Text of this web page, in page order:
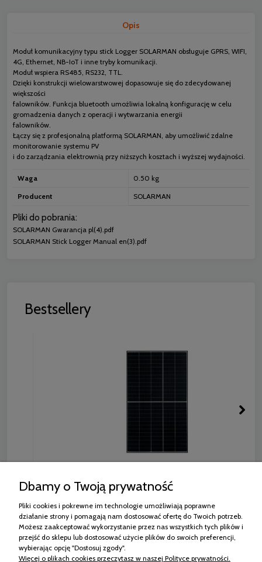
Opis
Moduł komunikacyjny typu stick Logger SOLARMAN obsługuje GPRS, WIFI,
4G, Ethernet, NB-IoT i inne tryby komunikacji.
Moduł wspiera RS485, RS232, TTL.
Dzięki konstrukcji wielowarstwowej dopasowuje się do zdecydowanej
większości
falowników. Funkcja bluetooth umożliwia lokalną konfigurację w celu
gromadzenia danych z operacji i wytwarzania energii
falowników.
Łączy się z profesjonalną platformą SOLARMAN, aby umożliwić zdalne
monitorowanie systemu PV
i do zarządzania elektrownią przy niższych kosztach i wyższej wydajności.
Waga 0.50 kg
Producent SOLARMAN
Pliki do pobrania:
SOLARMAN Gwarancja pl(4).pdf
SOLARMAN Stick Logger Manual en(3).pdf
Bestsellery
CZARNA RAMA
564,42 zł
Dbamy o Twoją prywatność
Pliki cookies i pokrewne im technologie umożliwiają poprawne
działanie strony i pomagają nam dostosować ofertę do Twoich potrzeb.
Możesz zaakceptować wykorzystanie przez nas wszystkich tych plików i
przejść do sklepu lub dostosować użycie plików do swoich preferencji,
wybierając opcję "Dostosuj zgody".
Więcej o plikach cookies przeczytasz w naszej Polityce prywatności.